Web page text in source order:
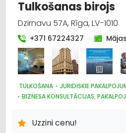
Tulkošanas birojs
Dzirnavu 57A, Rīga, LV-1010
+371 67224327
TULKOŠANA JURIDISKIE
BIZNESA KONSULTĀCIJAS,
Uzzini cenu!